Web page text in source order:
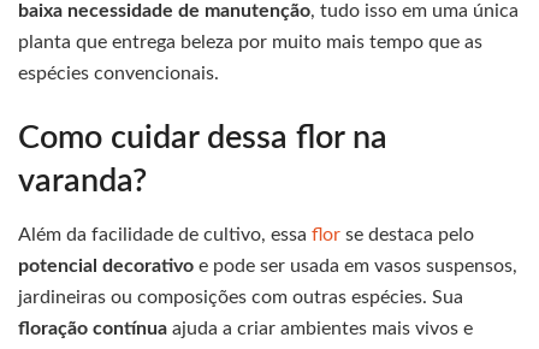
baixa necessidade de manutenção, tudo isso em uma única
planta que entrega beleza por muito mais tempo que as
espécies convencionais.
Como cuidar dessa flor na
varanda?
Além da facilidade de cultivo, essa flor se destaca pelo
potencial decorativo e pode ser usada em vasos suspensos,
jardineiras ou composições com outras espécies. Sua
floração contínua ajuda a criar ambientes mais vivos e